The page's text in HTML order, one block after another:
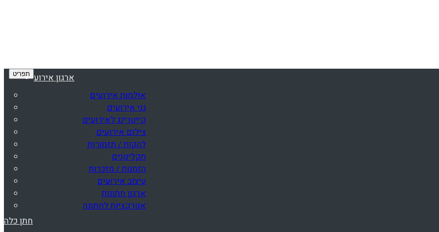
תפריט ארגון אירוע
אולמות אירועים
גני אירועים
קייטרינג לאירועים
צילום אירועים
להקות / תזמורות
תקליטנים
הזמנות / מזכרות
עיצוב אירועים
ארגון חתונות
אטרקציות לחתונה
חתן כלה